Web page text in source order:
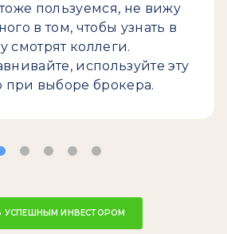
пользуемся, не вижу
в том, чтобы узнать в
смотрят коллеги.
используйте эту
выборе брокера.
УСПЕШНЫМ ИНВЕСТОРОМ